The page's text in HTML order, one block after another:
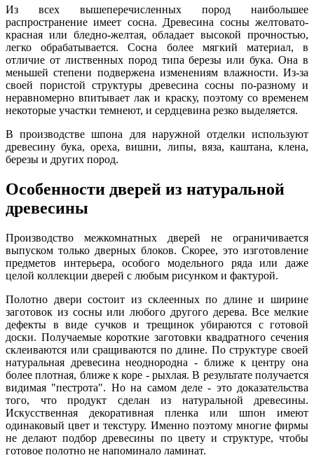
Из всех вышеперечисленных пород наибольшее
распространение имеет сосна. Древесина сосны желтовато-
красная или бледно-желтая, обладает высокой прочностью,
легко обрабатывается. Сосна более мягкий материал, в
отличие от лиственных пород типа березы или бука. Она в
меньшей степени подвержена изменениям влажности. Из-за
своей пористой структуры древесина сосны по-разному и
неравномерно впитывает лак и краску, поэтому со временем
некоторые участки темнеют, и сердцевина резко выделяется.
В производстве шпона для наружной отделки используют
древесину бука, ореха, вишни, липы, вяза, каштана, клена,
березы и других пород.
Особенности дверей из натуральной
древесины
Производство межкомнатных дверей не ограничивается
выпуском только дверных блоков. Скорее, это изготовление
предметов интерьера, особого модельного ряда или даже
целой коллекции дверей с любым рисунком и фактурой.
Полотно двери состоит из склеенных по длине и ширине
заготовок из сосны или любого другого дерева. Все мелкие
дефекты в виде сучков и трещинок убираются с готовой
доски. Получаемые короткие заготовки квадратного сечения
склеиваются или сращиваются по длине. По структуре своей
натуральная древесина неоднородна - ближе к центру она
более плотная, ближе к коре - рыхлая. В результате получается
видимая "пестрота". Но на самом деле - это доказательства
того, что продукт сделан из натуральной древесины.
Искусственная декоративная пленка или шпон имеют
одинаковый цвет и текстуру. Именно поэтому многие фирмы
не делают подбор древесины по цвету и структуре, чтобы
готовое полотно не напоминало ламинат.